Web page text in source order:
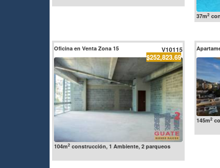
37m2
Oficina en Venta Zona 15 V10115
$252,823.69
104m2construcción, 1 Ambiente, 2 parqueos
145m2